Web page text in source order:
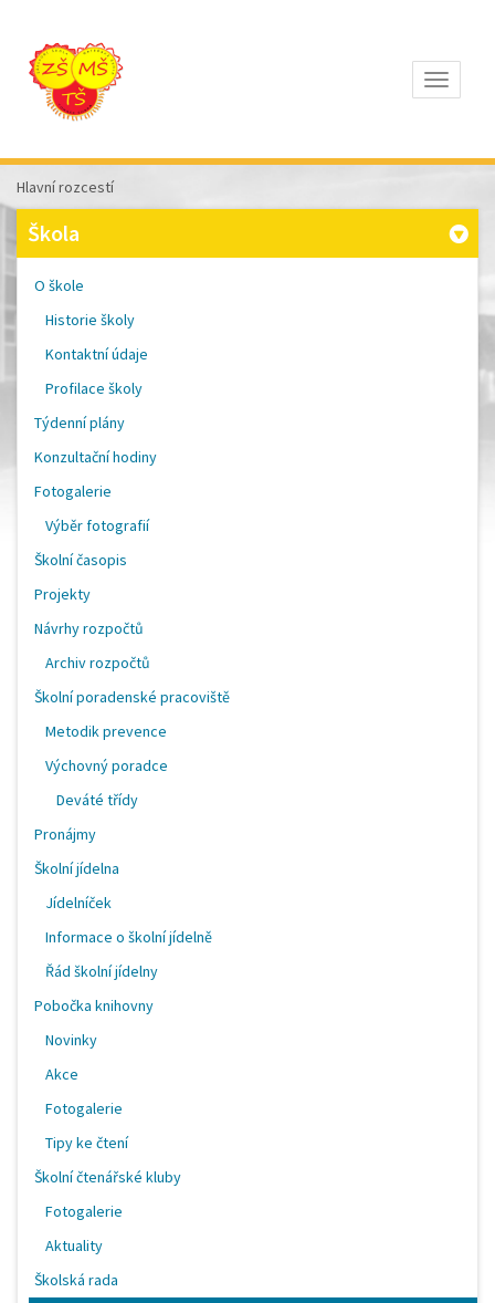
ZÁKLADNÍ
ŠKOLA
TOMÁŠE
ŠOBRA
A
MATEŘSKÁ
ÍSEK
Hlavní rozcestí
Škola
O škole
Historie školy
Kontaktní údaje
Profilace školy
Týdenní plány
Konzultační hodiny
Fotogalerie
Výběr fotografií
Školní časopis
Projekty
Návrhy rozpočtů
Archiv rozpočtů
Školní poradenské pracoviště
Metodik prevence
Výchovný poradce
Deváté třídy
Pronájmy
Školní jídelna
Jídelníček
Informace o školní jídelně
Řád školní jídelny
Pobočka knihovny
Novinky
Akce
Fotogalerie
Tipy ke čtení
Školní čtenářské kluby
Fotogalerie
Aktuality
Školská rada